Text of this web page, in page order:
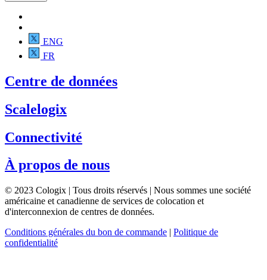
ENG
FR
Centre de données
Scalelogix
Connectivité
À propos de nous
© 2023 Cologix | Tous droits réservés | Nous sommes une société
américaine et canadienne de services de colocation et
d'interconnexion de centres de données.
Conditions générales du bon de commande | Politique de
confidentialité